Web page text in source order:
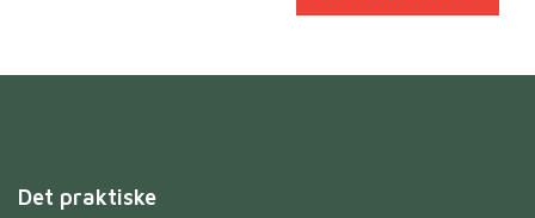
Det praktiske